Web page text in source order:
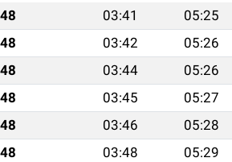
03:41 05:25
03:42 05:26
03:44 05:26
03:45 05:27
03:46 05:28
03:48 05:29